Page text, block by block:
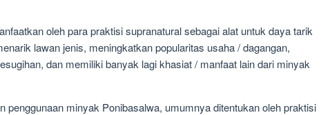
oleh para praktisi supranatural sebagai alat untuk daya tarik
lawan jenis, meningkatkan popularitas usaha / dagangan,
dan memiliki banyak lagi khasiat / manfaat lain dari minyak
penggunaan minyak Ponibasalwa, umumnya ditentukan oleh praktisi